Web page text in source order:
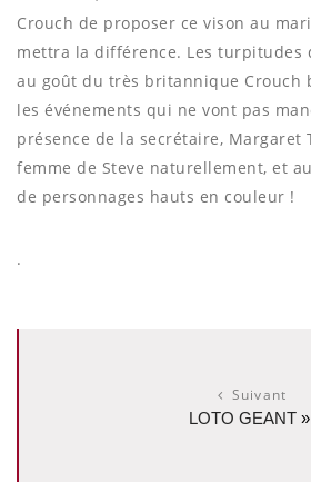
Crouch de proposer ce vison au
mettra la différence. Les turpitudes
au goût du très britannique Crouch
les événements qui ne vont pas
présence de la secrétaire, Margaret
femme de Steve naturellement, et
de personnages hauts en couleur !
.
Suivant
LOTO GEANT»